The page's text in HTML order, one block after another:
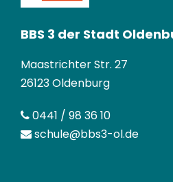
BBS 3 der Stadt
Maastrichter Str. 27
26123 Oldenburg
0441 / 98 36 10
schule@bbs3-ol.de